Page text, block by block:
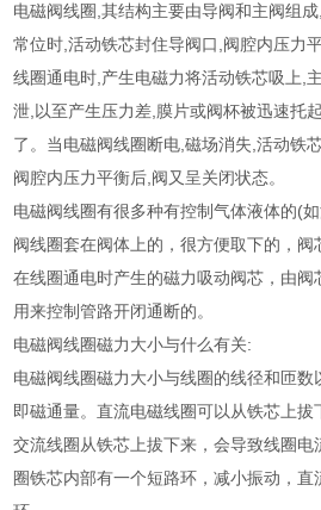
电磁阀线圈,其结构主要由导阀和主阀组成
常位时,活动铁芯封住导阀口,阀腔内压力
线圈通电时,产生电磁力将活动铁芯吸上,
泄,以至产生压力差,膜片或阀杯被迅速托
了。当电磁阀线圈断电,磁场消失,活动铁
阀腔内压力平衡后,阀又呈关闭状态。
电磁阀线圈有很多种有控制气体液体的(
阀线圈套在阀体上的，很方便取下的，
在线圈通电时产生的磁力吸动阀芯，由阀
用来控制管路开闭通断的。
电磁阀线圈磁力大小与什么有关:
电磁阀线圈磁力大小与线圈的线径和匝数
即磁通量。直流电磁线圈可以从铁芯上拔
交流线圈从铁芯上拔下来，会导致线圈
圈铁芯内部有一个短路环，减小振动，